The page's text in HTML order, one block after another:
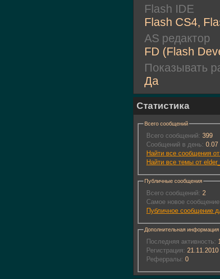
Flash IDE
Flash CS4,
AS редактор
FD (Flash
Показывать
Да
Статистика
Всего сообщений
Всего сообщений: 399
Сообщений в день: 0.07
Найти все сообщения
Найти все темы от
Публичные сообщения
Всего сообщений: 2
Самое новое
Публичное сообщение
Дополнительная информация
Последняя активность:
Регистрация: 21.11.2010
Реферралы: 0